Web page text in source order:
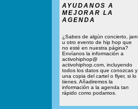
AYUDANOS A
MEJORAR LA
AGENDA
¿Sabes de algún concierto, jam
u otro evento de hip hop que
no esté en nuestra página?
Envíanos la información a
activohiphop@
activohiphop.com, incluyendo
todos los datos que conozcas y
una copia del cartel o flyer, si lo
tienes. Añadiremos la
información a la agenda tan
rápido como podamos.